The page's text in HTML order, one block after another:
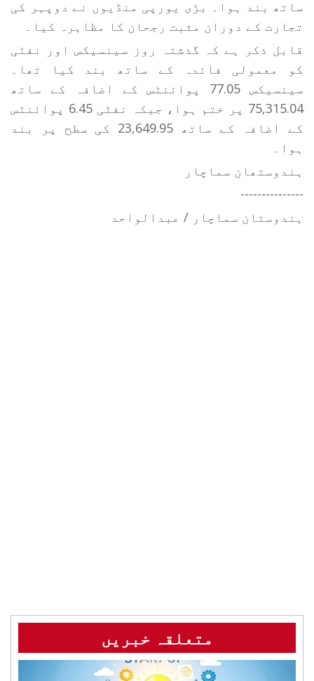
ساتھ بند ہوا۔ بڑی یورپی منڈیوں نے دوپہر کی
تجارت کے دوران مثبت رجحان کا مظاہرہ کیا۔
قابل ذکر ہے کہ گذشتہ روز سینسیکس اور نفٹی
کو معمولی فائدہ کے ساتھ بند کیا تھا۔
سینسیکس 77.05 پوائنٹس کے اضافہ کے ساتھ
75,315.04 پر ختم ہوا، جبکہ نفٹی 6.45 پوائنٹس
کے اضافہ کے ساتھ 23,649.95 کی سطح پر بند
ہوا۔
ہندوستھان سماچار
---------------
ہندوستان سماچار / عبدالواحد
متعلقہ خبریں